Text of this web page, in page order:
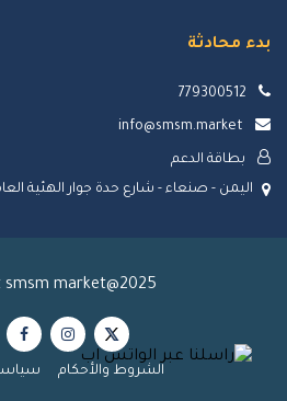
بدء محادثة
779300512
info@smsm.market
بطاقة الدعم
اليمن - صنعاء - شارع حدة جوار الهئية
smsm market@2025
الشروط والأحكام